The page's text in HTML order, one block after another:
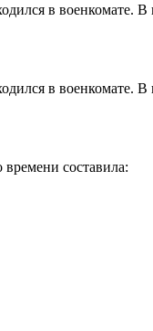
в военкомате. В
в военкомате. В
составила: